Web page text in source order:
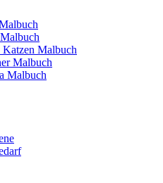
Katzen Malbuch
Malbuch
Malbuch